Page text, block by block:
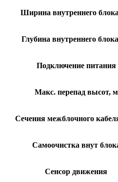
Ширина внутреннего
Глубина внутреннего
Подключение питания
Макс. перепад высот, м
Сечения межблочного
Самоочистка внут
Сенсор движения